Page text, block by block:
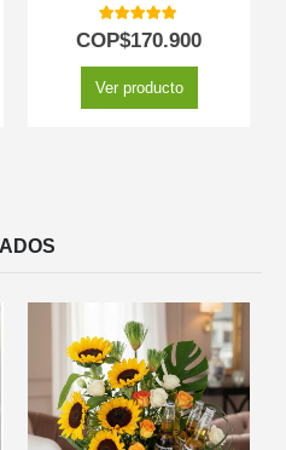
5.00out of 5
COP$170.900
Ver producto